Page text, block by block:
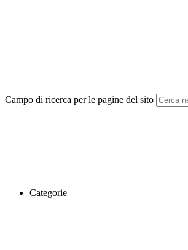
Campo di ricerca per le pagine del sito
Categorie